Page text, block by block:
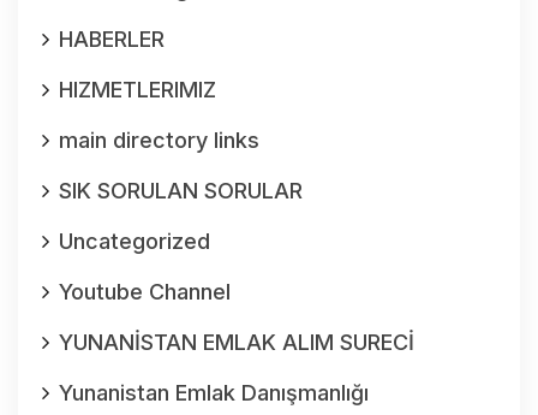
HABERLER
HIZMETLERIMIZ
main directory links
SIK SORULAN SORULAR
Uncategorized
Youtube Channel
YUNANİSTAN EMLAK ALIM SURECİ
Yunanistan Emlak Danışmanlığı